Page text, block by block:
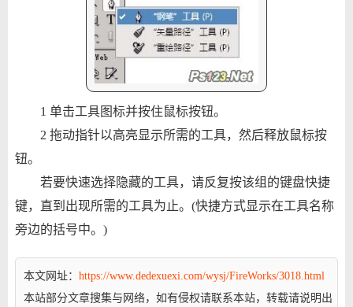
1 单击工具图标并按住鼠标按钮。
2 拖动指针以高亮显示所需的工具，然后释放鼠标按
钮。
若要快速选择隐藏的工具，请反复按该组的键盘快捷
键，直到出现所需的工具为止。(快捷方式显示在工具名称
旁边的括号中。)
本文网址： https://www.dedexuexi.com/wysj/FireWorks/3018.html
本站部分文章搜集与网络，如有侵权请联系本站，转载请说明出